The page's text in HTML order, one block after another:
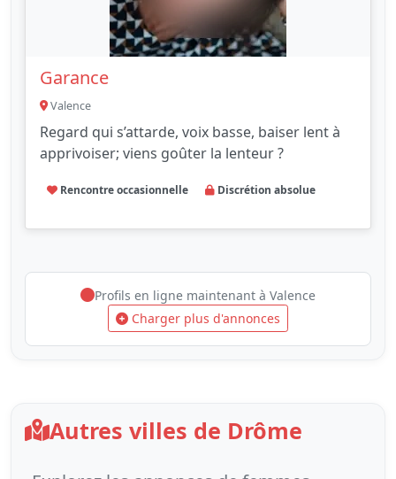
Garance
Valence
Regard qui s’attarde, voix basse, baiser lent à
apprivoiser; viens goûter la lenteur ?
Rencontre occasionnelle Discrétion absolue
Profils en ligne maintenant à Valence
Charger plus d'annonces
Autres villes de Drôme